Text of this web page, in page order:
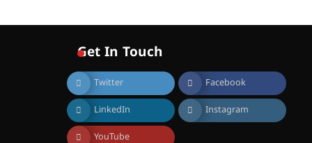
Get In Touch
Twitter Facebook
LinkedIn Instagram
YouTube